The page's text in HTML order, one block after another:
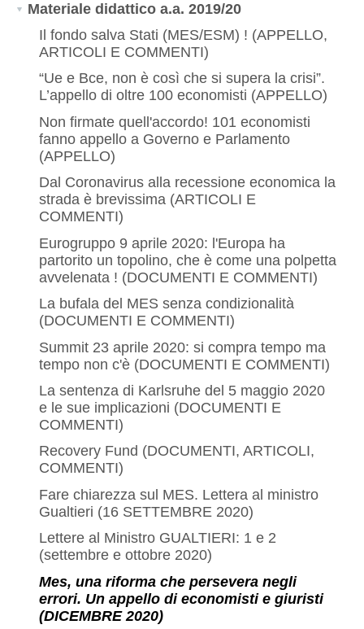
Materiale didattico a.a. 2019/20
Il fondo salva Stati (MES/ESM) ! (APPELLO,
ARTICOLI E COMMENTI)
“Ue e Bce, non è così che si supera la crisi”.
L’appello di oltre 100 economisti (APPELLO)
Non firmate quell'accordo! 101 economisti
fanno appello a Governo e Parlamento
(APPELLO)
Dal Coronavirus alla recessione economica la
strada è brevissima (ARTICOLI E
COMMENTI)
Eurogruppo 9 aprile 2020: l'Europa ha
partorito un topolino, che è come una polpetta
avvelenata ! (DOCUMENTI E COMMENTI)
La bufala del MES senza condizionalità
(DOCUMENTI E COMMENTI)
Summit 23 aprile 2020: si compra tempo ma
tempo non c'è (DOCUMENTI E COMMENTI)
La sentenza di Karlsruhe del 5 maggio 2020
e le sue implicazioni (DOCUMENTI E
COMMENTI)
Recovery Fund (DOCUMENTI, ARTICOLI,
COMMENTI)
Fare chiarezza sul MES. Lettera al ministro
Gualtieri (16 SETTEMBRE 2020)
Lettere al Ministro GUALTIERI: 1 e 2
(settembre e ottobre 2020)
Mes, una riforma che persevera negli
errori. Un appello di economisti e giuristi
(DICEMBRE 2020)